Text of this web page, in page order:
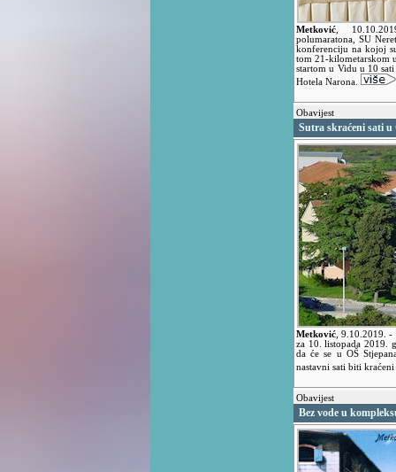
Metković
polumaratona, SU
konferenciju na kojoj
tom 21-kilometarskom
startom u Vidu u 10
Hotela Narona.
Obavijest
Sutra skraćeni sati u
Metković ,9.10.2019.-
za 10. listopada 2019.
da će se u OŠ
nastavni sati biti
Obavijest
Bez vode u